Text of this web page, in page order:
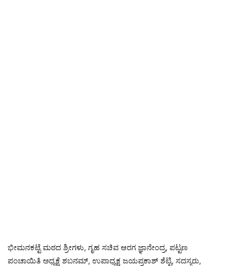
ಭೀಮನಕಟ್ಟೆ ಮಠದ ಶ್ರೀಗಳು, ಗೃಹ ಸಚಿವ ಆರಗ ಜ್ಞಾನೇಂದ್ರ, ಪಟ್ಟಣ
ಪಂಚಾಯಿತಿ ಅಧ್ಯಕ್ಷೆ ಶಬನಮ್‌, ಉಪಾಧ್ಯಕ್ಷ ಜಯಪ್ರಕಾಶ್‌ ಶೆಟ್ಟಿ, ಸದಸ್ಯರು,